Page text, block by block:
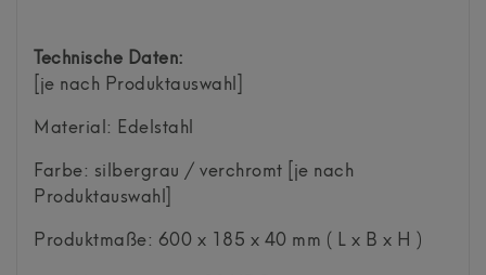
Technische Daten:
[je nach Produktauswahl]
Material: Edelstahl
Farbe: silbergrau / verchromt [je nach
Produktauswahl]
Produktmaße: 600 x 185 x 40 mm ( L x B x H )